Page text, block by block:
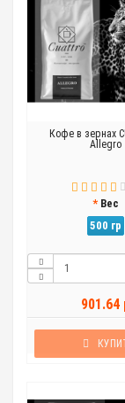
Кофе в зернах
Allegro
Вес
500 гр
901.64